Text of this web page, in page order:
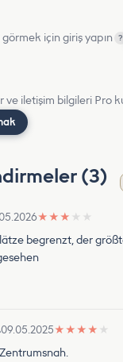
için giriş yapın ?
iletişim bilgileri Pro
(3)
★ ★ ★ ★ ★
begrenzt, der
09.05.2025★ ★ ★ ★ ★